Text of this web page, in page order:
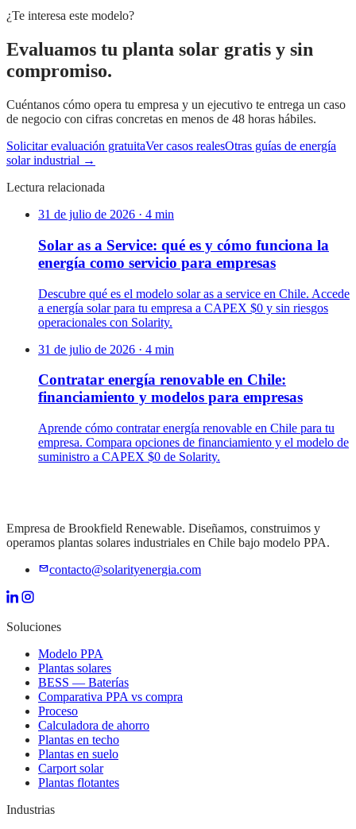
¿Te interesa este modelo?
Evaluamos tu planta solar gratis y sin
compromiso.
Cuéntanos cómo opera tu empresa y un ejecutivo te entrega un caso
de negocio con cifras concretas en menos de 48 horas hábiles.
Solicitar evaluación gratuitaVer casos realesOtras guías de energía
solar industrial →
Lectura relacionada
31 de julio de 2026 · 4 min
Solar as a Service: qué es y cómo funciona la
energía como servicio para empresas
Descubre qué es el modelo solar as a service en Chile. Accede
a energía solar para tu empresa a CAPEX $0 y sin riesgos
operacionales con Solarity.
31 de julio de 2026 · 4 min
Contratar energía renovable en Chile:
financiamiento y modelos para empresas
Aprende cómo contratar energía renovable en Chile para tu
empresa. Compara opciones de financiamiento y el modelo de
suministro a CAPEX $0 de Solarity.
Empresa de Brookfield Renewable. Diseñamos, construimos y
operamos plantas solares industriales en Chile bajo modelo PPA.
contacto@solarityenergia.com
Soluciones
Modelo PPA
Plantas solares
BESS — Baterías
Comparativa PPA vs compra
Proceso
Calculadora de ahorro
Plantas en techo
Plantas en suelo
Carport solar
Plantas flotantes
Industrias